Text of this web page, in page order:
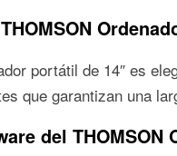
portátil de 14″ es
que garantizan una
del THOMSON